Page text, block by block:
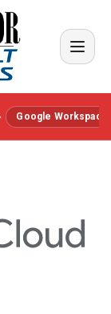
Google Workspace